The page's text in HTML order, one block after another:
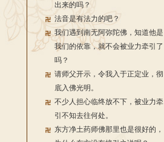
出来的吗？
法音是有法力的吧？
我们遇到南无阿弥陀佛，知道他是
我们的依靠，就不会被业力牵引了
吗？
请师父开示，令我入于正定业，彻
底入佛光明。
不少人担心临终放不下，被业力牵
引不知去往何处。
东方净土药师佛那里也是很好的，